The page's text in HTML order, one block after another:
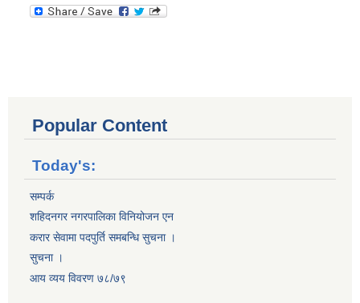
Popular Content
Today's:
सम्पर्क
शहिदनगर नगरपालिका विनियोजन एन
करार सेवामा पदपुर्ति समबन्धि सुचना ।
सुचना ।
आय व्यय विवरण ७८/७९